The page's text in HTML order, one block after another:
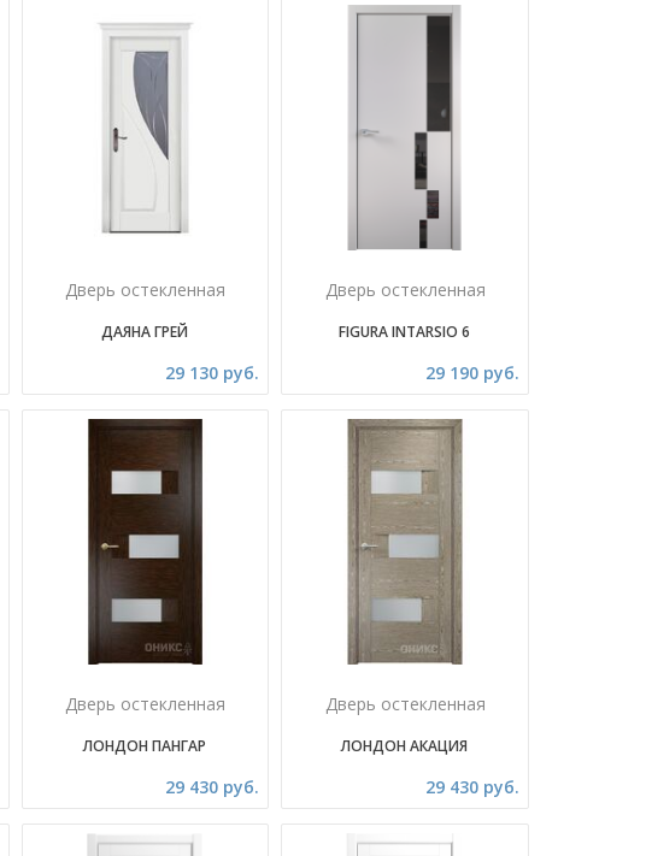
Дверь остекленная
ДАЯНА ГРЕЙ
29 130 руб.
Дверь остекленная
FIGURA INTARSIO 6
29 190 руб.
Дверь остекленная
ЛОНДОН ПАНГАР
29 430 руб.
Дверь остекленная
ЛОНДОН АКАЦИЯ
29 430 руб.